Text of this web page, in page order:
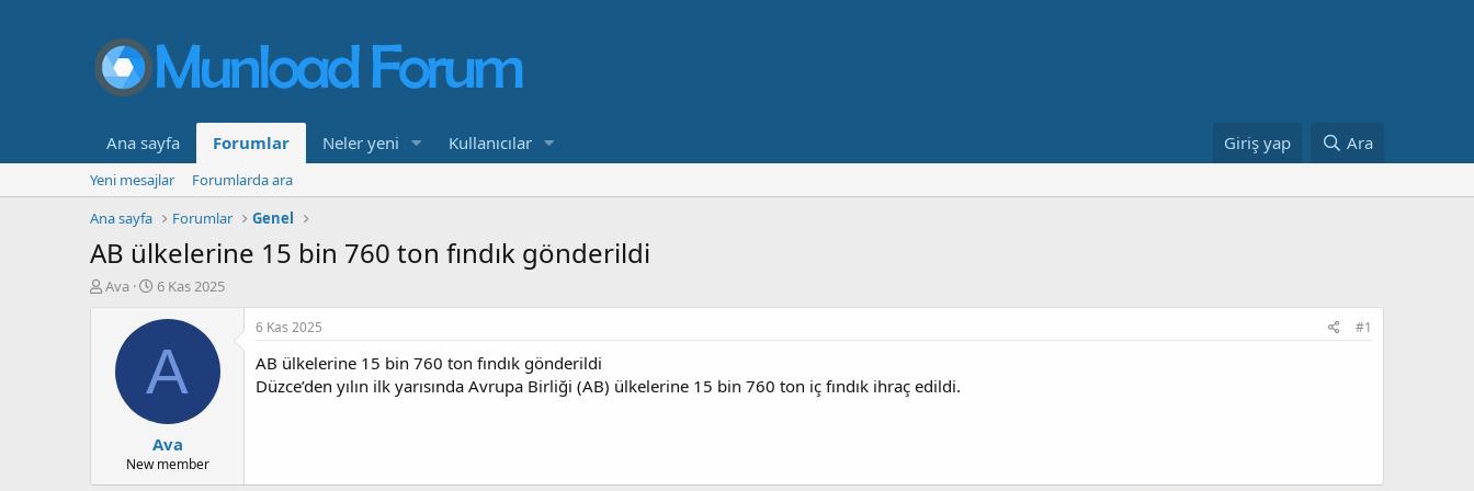
Ana sayfa Forumlar Neler yeni Kullanıcılar Giriş yap Ara
Yeni mesajlar
Forumlarda ara
Ana sayfa
Forumlar Genel
AB ülkelerine 15 bin 760 ton fındık gönderildi
K
l
Ava
B
ş
a
n
ı
ç
t
a
6 Kas 2025
A
Ava
New member
6 Kas 2025 #1
AB ülkelerine 15 bin 760 ton fındık gönderildi
Düzce’den yılın ilk yarısında Avrupa Birliği (AB) ülkelerine 15 bin 760 ton iç fındık ihraç edildi.